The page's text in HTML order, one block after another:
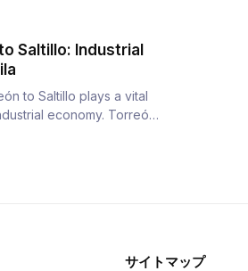
Saltillo: Industrial
to Saltillo plays a vital
economy. Torreón,
サイトマップ